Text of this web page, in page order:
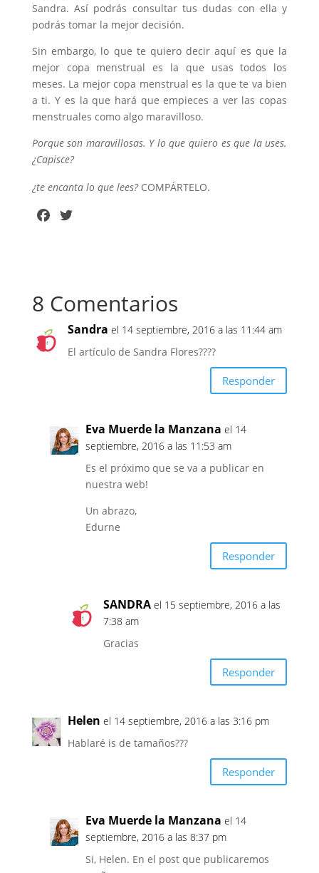
Sandra. Así podrás consultar tus dudas con ella y
podrás tomar la mejor decisión.
Sin embargo, lo que te quiero decir aquí es que la
mejor copa menstrual es la que usas todos los
meses. La mejor copa menstrual es la que te va bien
a ti. Y es la que hará que empieces a ver las copas
menstruales como algo maravilloso.
Porque son maravillosas. Y lo que quiero es que la uses.
¿Capisce?
¿te encantalo que lees?COMPÁRTELO.
o
k
e
8 Comentarios
Sandra el 14 septiembre, 2016 a las 11:44 am
El artículo de Sandra Flores????
Responder
Eva Muerde la Manzana el 14
septiembre, 2016 a las 11:53 am
Es el próximo que se va a publicar en
nuestra web!
Un abrazo,
Edurne
Responder
SANDRA el 15 septiembre, 2016 a las
7:38 am
Gracias
Responder
Helen el 14 septiembre, 2016 a las 3:16 pm
Hablaré is de tamaños???
Responder
Eva Muerde la Manzana el 14
septiembre, 2016 a las 8:37 pm
Si, Helen. En el post que publicaremos